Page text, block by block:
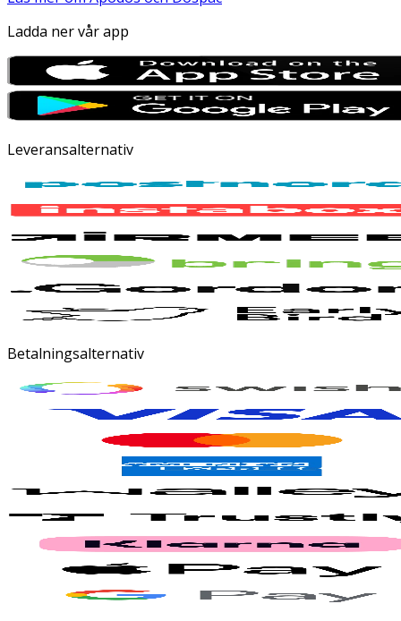
Ladda ner vår app
Leveransalternativ
Betalningsalternativ